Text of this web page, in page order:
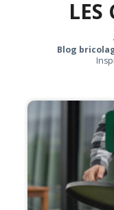
LES
Blog